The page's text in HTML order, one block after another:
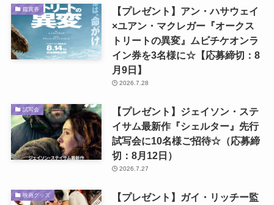
鑑賞券
【プレゼント】アン・ハサウェイ
×ユアン・マクレガー『オークス
トリートの異変』ムビチケオンラ
イン券を3名様に☆【応募締切：8
月9日】
2026.7.28
試写会
【プレゼント】ジェイソン・ステ
イサム最新作『シェルター』先行
試写会に10名様ご招待☆（応募締
切：8月12日）
2026.7.27
映画グッズ
【プレゼント】ガイ・リッチー監